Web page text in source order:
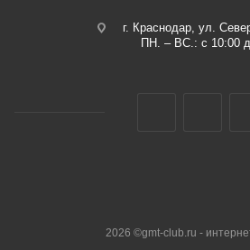
г. Краснодар, ул.
ПН. – ВС.: с 10:00
2026 ©gmt-club.ru -